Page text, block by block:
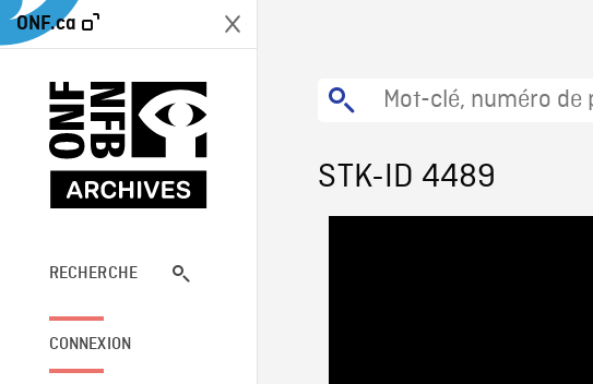
ONF.ca
RECHERCHE
CONNEXION
STK-ID 4489